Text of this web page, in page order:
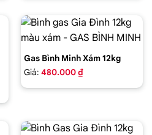
Gas Bình Minh Xám 12kg
Giá: 480.000 ₫